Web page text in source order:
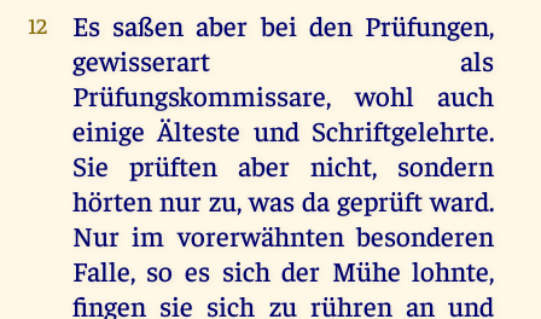
12
Es saßen aber bei den Prüfungen,
gewisserart als
Prüfungskommissare, wohl auch
einige Älteste und Schriftgelehrte.
Sie prüften aber nicht, sondern
hörten nur zu, was da geprüft ward.
Nur im vorerwähnten besonderen
Falle, so es sich der Mühe lohnte,
fingen sie sich zu rühren an und